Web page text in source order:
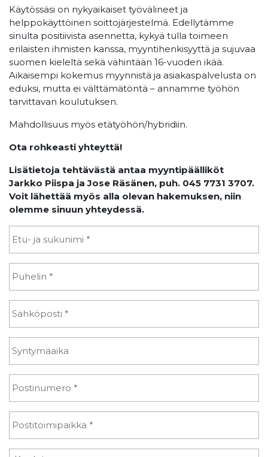
Käytössäsi on nykyaikaiset työvälineet ja
helppokäyttöinen soittojärjestelmä. Edellytämme
sinulta positiivista asennetta, kykyä tulla toimeen
erilaisten ihmisten kanssa, myyntihenkisyyttä ja sujuvaa
suomen kieleltä sekä vähintään 16-vuoden ikää.
Aikaisempi kokemus myynnistä ja asiakaspalvelusta on
eduksi, mutta ei välttämätöntä – annamme työhön
tarvittavan koulutuksen.
Mahdollisuus myös etätyöhön/hybridiin.
Ota rohkeasti yhteyttä!
Lisätietoja tehtävästä antaa myyntipäälliköt
Jarkko Piispa ja Jose Räsänen, puh. 045 7731 3707.
Voit lähettää myös alla olevan hakemuksen, niin
olemme sinuun yhteydessä.